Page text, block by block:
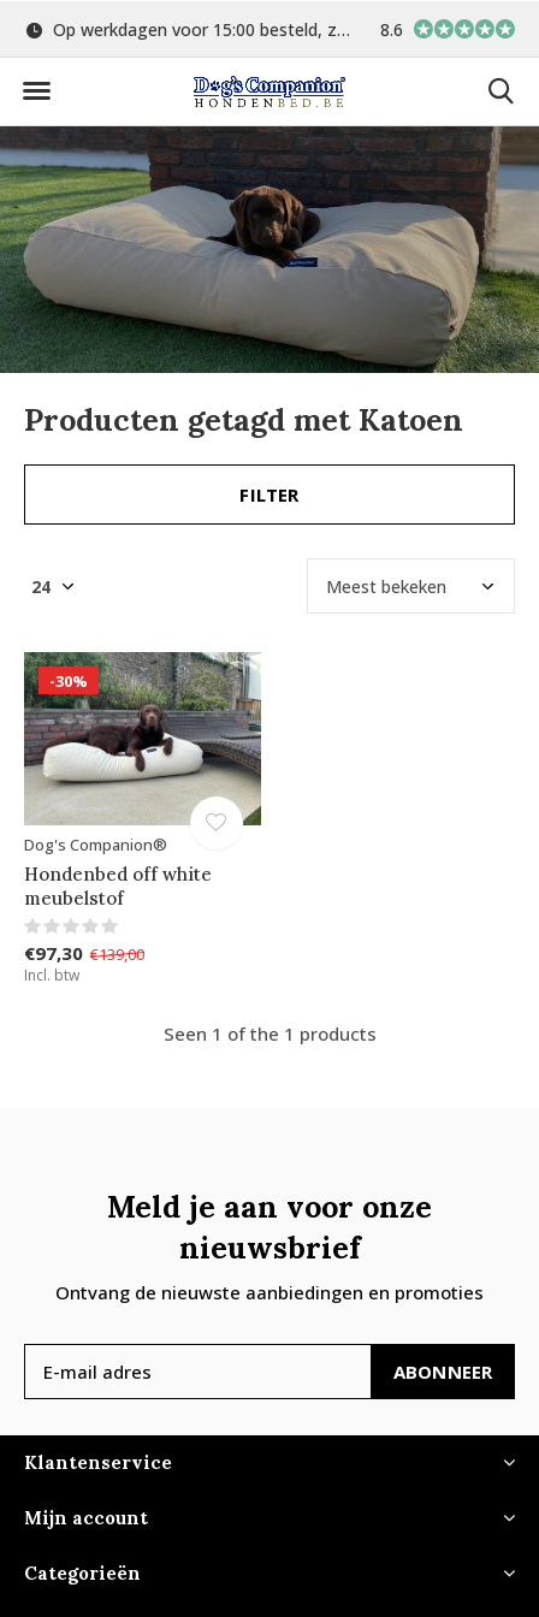
Op werkdagen voor 15:00 besteld, zelfde dag verstuurd Gratis verzending
8.6
Producten getagd met Katoen
FILTER
-30%
Dog's Companion®
Hondenbed off white
meubelstof
€97,30 €139,00
Incl. btw
Seen 1 of the 1 products
Meld je aan voor onze
nieuwsbrief
Ontvang de nieuwste aanbiedingen en promoties
ABONNEER
Klantenservice
Mijn account
Categorieën